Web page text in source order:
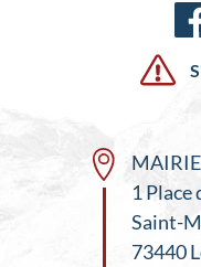
MAIRIE
1 Place
Saint-
73440